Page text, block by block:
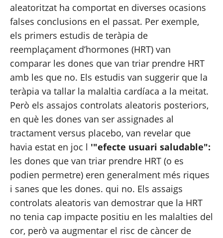
aleatoritzat ha comportat en diverses ocasions
falses conclusions en el passat. Per exemple,
els primers estudis de teràpia de
reemplaçament d’hormones (HRT) van
comparar les dones que van triar prendre HRT
amb les que no. Els estudis van suggerir que la
teràpia va tallar la malaltia cardíaca a la meitat.
Però els assajos controlats aleatoris posteriors,
en què les dones van ser assignades al
tractament versus placebo, van revelar que
havia estat en joc l '"efecte usuari saludable":
les dones que van triar prendre HRT (o es
podien permetre) eren generalment més riques
i sanes que les dones. qui no. Els assaigs
controlats aleatoris van demostrar que la HRT
no tenia cap impacte positiu en les malalties del
cor, però va augmentar el risc de càncer de